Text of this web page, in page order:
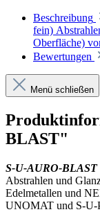
Beschreibung
fein)
Oberfläche)
Bewertungen
Menü schließen
BLAST"
S-U-AURO-BLAST
Abstrahlen und
Edelmetallen und
UNOMAT und S-U-